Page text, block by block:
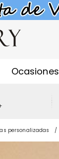
Ocasiones
personalizadas